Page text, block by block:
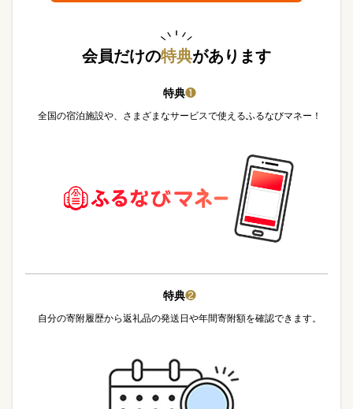
会員だけの特典があります
特典❶
全国の宿泊施設や、さまざまなサービスで使えるふるなびマネー！
特典❷
自分の寄附履歴から返礼品の発送日や年間寄附額を確認できます。